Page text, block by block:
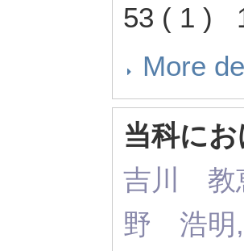
53 ( 1 )
More
当科に
吉川 教
野 浩